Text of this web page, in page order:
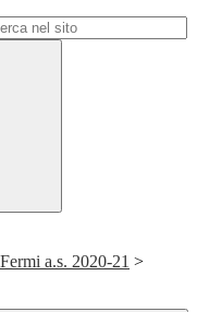
a.s. 2020-21 >